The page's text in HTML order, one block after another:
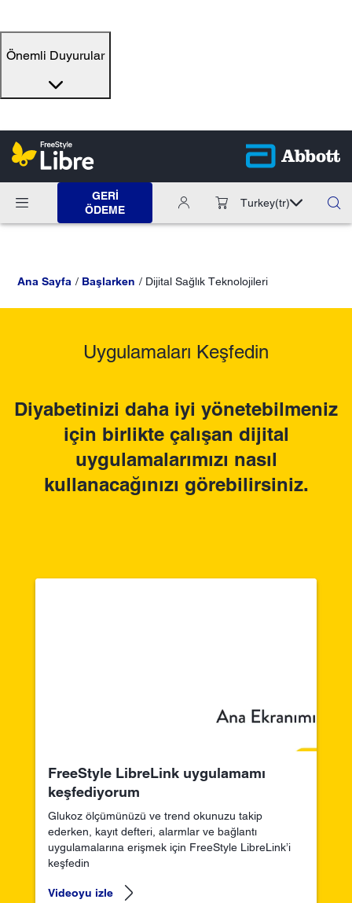
Önemli Duyurular
GERI
ÖDEME
Turkey(tr)
Ana Sayfa Başlarken Dijital Sağlık Teknolojileri
Uygulamaları Keşfedin
Diyabetinizi daha iyi yönetebilmeniz
için birlikte çalışan dijital
uygulamalarımızı nasıl
kullanacağınızı görebilirsiniz.
FreeStyle LibreLink uygulamamı
keşfediyorum
Glukoz ölçümünüzü ve trend okunuzu takip
ederken, kayıt defteri, alarmlar ve bağlantı
uygulamalarına erişmek için FreeStyle LibreLink’i
keşfedin
Videoyu izle